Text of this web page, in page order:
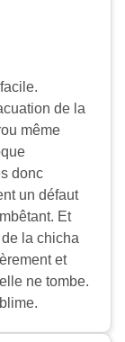
de la
même
donc
un défaut
Et
la chicha
et
ne tombe.